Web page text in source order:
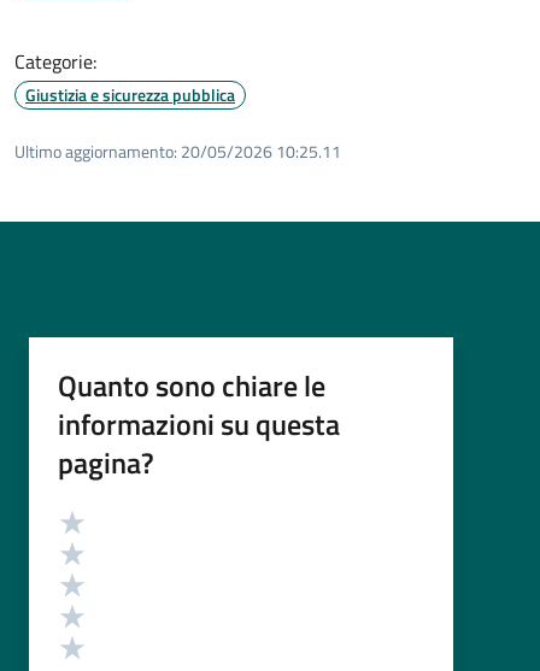
Categorie:
Giustizia e sicurezza pubblica
Ultimo aggiornamento: 20/05/2026 10:25.11
Quanto sono chiare le
informazioni su questa
pagina?
Valutazione